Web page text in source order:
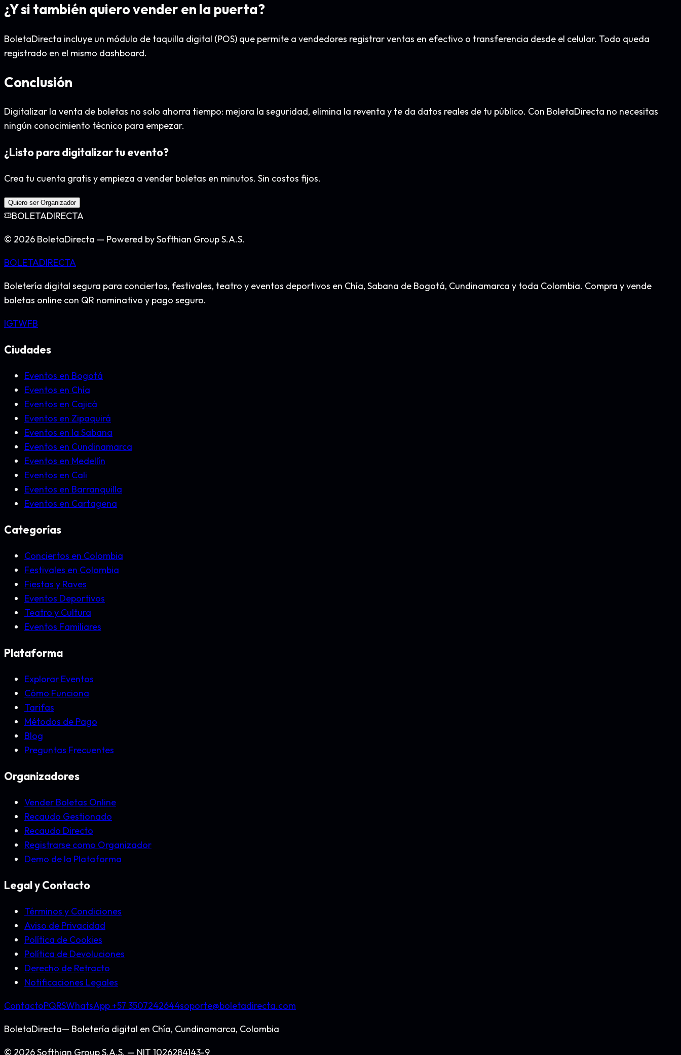
¿Y si también quiero vender en la puerta?
BoletaDirecta incluye un módulo de taquilla digital (POS) que permite a vendedores registrar ventas en efectivo o transferencia desde el celular. Todo queda
registrado en el mismo dashboard.
Conclusión
Digitalizar la venta de boletas no solo ahorra tiempo: mejora la seguridad, elimina la reventa y te da datos reales de tu público. Con BoletaDirecta no necesitas
ningún conocimiento técnico para empezar.
¿Listo para digitalizar tu evento?
Crea tu cuenta gratis y empieza a vender boletas en minutos. Sin costos fijos.
Quiero ser Organizador
BOLETADIRECTA
© 2026 BoletaDirecta — Powered by Softhian Group S.A.S.
BOLETADIRECTA
Boletería digital segura para conciertos, festivales, teatro y eventos deportivos en Chía, Sabana de Bogotá, Cundinamarca y toda Colombia. Compra y vende
boletas online con QR nominativo y pago seguro.
IGTWFB
Ciudades
Eventos en Bogotá
Eventos en Chía
Eventos en Cajicá
Eventos en Zipaquirá
Eventos en la Sabana
Eventos en Cundinamarca
Eventos en Medellín
Eventos en Cali
Eventos en Barranquilla
Eventos en Cartagena
Categorías
Conciertos en Colombia
Festivales en Colombia
Fiestas y Raves
Eventos Deportivos
Teatro y Cultura
Eventos Familiares
Plataforma
Explorar Eventos
Cómo Funciona
Tarifas
Métodos de Pago
Blog
Preguntas Frecuentes
Organizadores
Vender Boletas Online
Recaudo Gestionado
Recaudo Directo
Registrarse como Organizador
Demo de la Plataforma
Legal y Contacto
Términos y Condiciones
Aviso de Privacidad
Política de Cookies
Política de Devoluciones
Derecho de Retracto
Notificaciones Legales
ContactoPQRSWhatsApp +57 3507242644soporte@boletadirecta.com
BoletaDirecta— Boletería digital en Chía, Cundinamarca, Colombia
© 2026Softhian Group S.A.S. — NIT 1026284143-9